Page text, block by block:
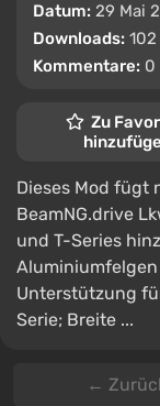
Datum: 29 Mai
Downloads: 102
Kommentare: 0
Zu
Dieses Mod fügt
BeamNG.drive
und T-Series
Unterstützung
Serie; Breite ...
←